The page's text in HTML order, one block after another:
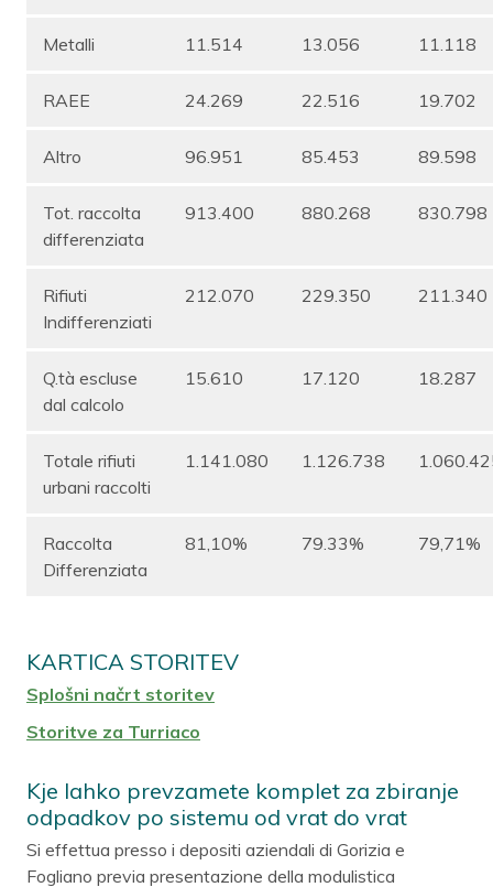
Metalli 11.514 13.056 11.118
RAEE 24.269 22.516 19.702
Altro 96.951 85.453 89.598
Tot. raccolta
differenziata
913.400 880.268 830.798
Rifiuti
Indifferenziati
212.070 229.350 211.340
Q.tà escluse
dal calcolo
15.610 17.120 18.287
Totale rifiuti
urbani raccolti
1.141.080 1.126.738
Raccolta
Differenziata
81,10% 79.33% 79,71%
KARTICA STORITEV
Splošni načrt storitev
Storitve za Turriaco
Kje lahko prevzamete komplet za zbiranje
odpadkov po sistemu od vrat do vrat
Si effettua presso i depositi aziendali di Gorizia e
Fogliano previa presentazione della modulistica